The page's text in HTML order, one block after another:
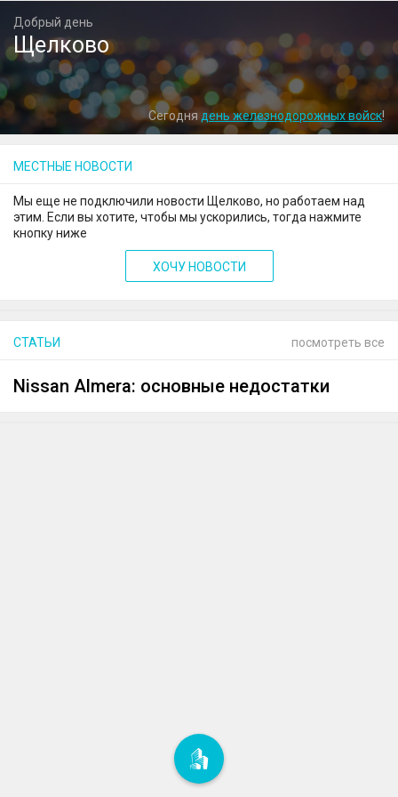
Добрый день
Щелково
Сегодня день железнодорожных войск!
МЕСТНЫЕ НОВОСТИ
Мы еще не подключили новости Щелково, но работаем над
этим. Если вы хотите, чтобы мы ускорились, тогда нажмите
кнопку ниже
ХОЧУ НОВОСТИ
СТАТЬИ посмотреть все
Nissan Almera: основные недостатки